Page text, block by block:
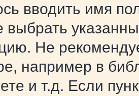
вводить имя
Не
например в
и т.д. Если